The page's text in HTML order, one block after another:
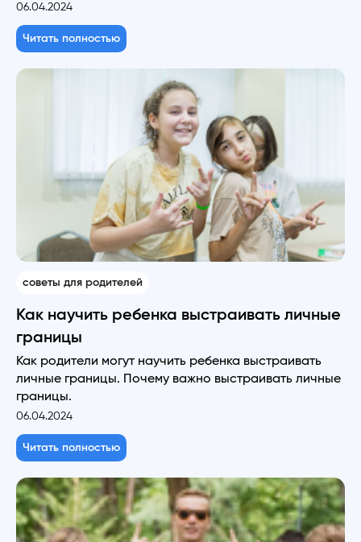
06.04.2024
Читать полностью
советы для родителей
Как научить ребенка выстраивать личные
границы
Как родители могут научить ребенка выстраивать
личные границы. Почему важно выстраивать личные
границы.
06.04.2024
Читать полностью